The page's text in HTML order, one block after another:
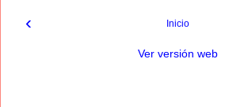
‹ Inicio
Ver versión web